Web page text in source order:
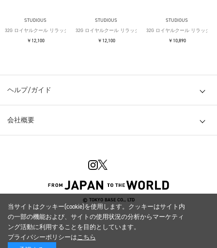
STUDIOUS
32G ロイヤルクール リラックスTシャツ
￥12,100
STUDIOUS
32G ロイヤルクール リラックスTシャツ
￥12,100
STUDIOUS
32G ロイヤルクール リラックス
￥10,890
ヘルプ/ガイド
会社概要
© TOKYO BASE CO., LTD
当サイトはクッキー(cookie)を使用します。クッキーはサイト内
の一部の機能および、サイトの使用状況の分析からマーケティ
ング活動に利用することを目的としています。
プライバシーポリシーはこちら